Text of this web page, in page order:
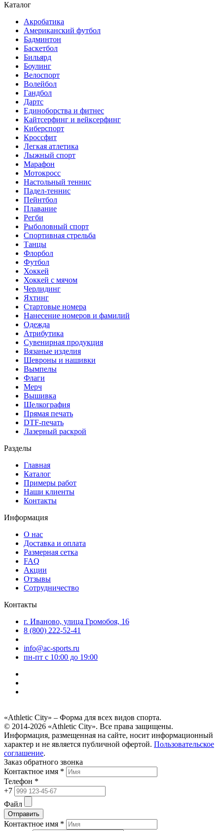
Каталог
Акробатика
Американский футбол
Бадминтон
Баскетбол
Бильярд
Боулинг
Велоспорт
Волейбол
Гандбол
Дартс
Единоборства и фитнес
Кайтсерфинг и вейксерфинг
Киберспорт
Кроссфит
Легкая атлетика
Лыжный спорт
Марафон
Мотокросс
Настольный теннис
Падел-теннис
Пейнтбол
Плавание
Регби
Рыболовный спорт
Спортивная стрельба
Танцы
Флорбол
Футбол
Хоккей
Хоккей с мячом
Черлидинг
Яхтинг
Стартовые номера
Нанесение номеров и фамилий
Одежда
Атрибутика
Сувенирная продукция
Вязаные изделия
Шевроны и нашивки
Вымпелы
Флаги
Мерч
Вышивка
Шелкография
Прямая печать
DTF-печать
Лазерный раскрой
Разделы
Главная
Каталог
Примеры работ
Наши клиенты
Контакты
Информация
О нас
Доставка и оплата
Размерная сетка
FAQ
Акции
Отзывы
Сотрудничество
Контакты
г. Иваново, улица Громобоя, 16
8 (800) 222-52-41
info@ac-sports.ru
пн-пт c 10:00 до 19:00
«Athletic City» – Форма для всех видов спорта.
© 2014-2026 «Athletic City». Все права защищены.
Информация, размещенная на сайте, носит информационный
характер и не является публичной офертой. Пользовательское
соглашение.
Заказ обратного звонка
Контактное имя *
Телефон *
+7
Файл
Отправить
Контактное имя *